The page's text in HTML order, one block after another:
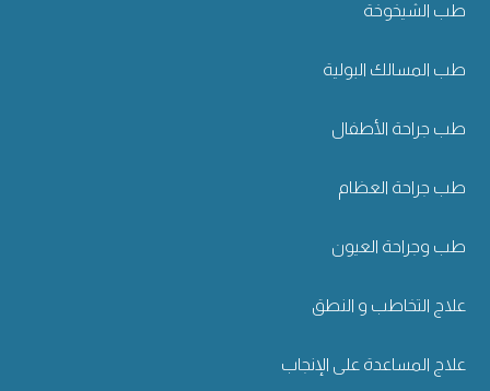
طب الشيخوخة
طب المسالك البولية
طب جراحة الأطفال
طب جراحة العظام
طب وجراحة العيون
علاج التخاطب و النطق
علاج المساعدة على الإنجاب